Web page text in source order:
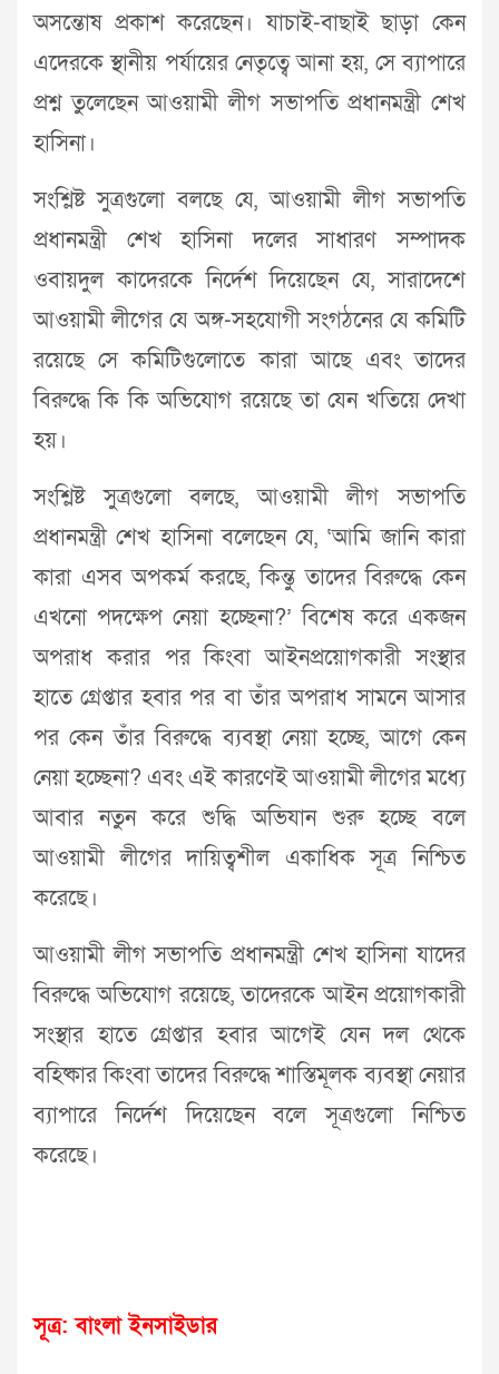
অসন্তোষ প্রকাশ করেছেন। যাচাই-বাছাই ছাড়া কেন
এদেরকে স্থানীয় পর্যায়ের নেতৃত্বে আনা হয়, সে ব্যাপারে
প্রশ্ন তুলেছেন আওয়ামী লীগ সভাপতি প্রধানমন্ত্রী শেখ
হাসিনা।
সংশ্লিষ্ট সুত্রগুলো বলছে যে, আওয়ামী লীগ সভাপতি
প্রধানমন্ত্রী শেখ হাসিনা দলের সাধারণ সম্পাদক
ওবায়দুল কাদেরকে নির্দেশ দিয়েছেন যে, সারাদেশে
আওয়ামী লীগের যে অঙ্গ-সহযোগী সংগঠনের যে কমিটি
রয়েছে সে কমিটিগুলোতে কারা আছে এবং তাদের
বিরুদ্ধে কি কি অভিযোগ রয়েছে তা যেন খতিয়ে দেখা
হয়।
সংশ্লিষ্ট সুত্রগুলো বলছে, আওয়ামী লীগ সভাপতি
প্রধানমন্ত্রী শেখ হাসিনা বলেছেন যে, ‘আমি জানি কারা
কারা এসব অপকর্ম করছে, কিন্তু তাদের বিরুদ্ধে কেন
এখনো পদক্ষেপ নেয়া হচ্ছেনা?’ বিশেষ করে একজন
অপরাধ করার পর কিংবা আইনপ্রয়োগকারী সংস্থার
হাতে গ্রেপ্তার হবার পর বা তাঁর অপরাধ সামনে আসার
পর কেন তাঁর বিরুদ্ধে ব্যবস্থা নেয়া হচ্ছে, আগে কেন
নেয়া হচ্ছেনা? এবং এই কারণেই আওয়ামী লীগের মধ্যে
আবার নতুন করে শুদ্ধি অভিযান শুরু হচ্ছে বলে
আওয়ামী লীগের দায়িত্বশীল একাধিক সূত্র নিশ্চিত
করেছে।
আওয়ামী লীগ সভাপতি প্রধানমন্ত্রী শেখ হাসিনা যাদের
বিরুদ্ধে অভিযোগ রয়েছে, তাদেরকে আইন প্রয়োগকারী
সংস্থার হাতে গ্রেপ্তার হবার আগেই যেন দল থেকে
বহিষ্কার কিংবা তাদের বিরুদ্ধে শাস্তিমূলক ব্যবস্থা নেয়ার
ব্যাপারে নির্দেশ দিয়েছেন বলে সূত্রগুলো নিশ্চিত
করেছে।
সূত্র: বাংলা ইনসাইডার